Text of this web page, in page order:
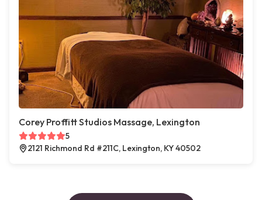
Corey Proffitt Studios Massage, Lexington
5
2121 Richmond Rd #211C, Lexington, KY 40502